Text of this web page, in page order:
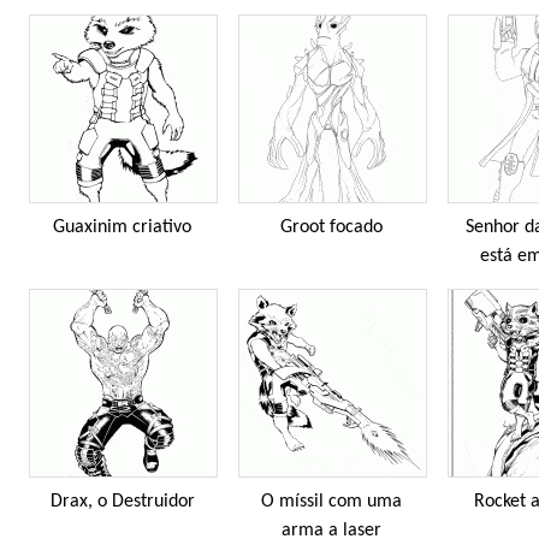
Guaxinim criativo Groot focado
Senhor
está
Drax, o Destruidor
O míssil com uma
arma a laser
Rocket